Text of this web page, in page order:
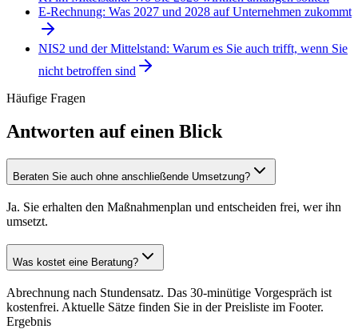
E-Rechnung: Was 2027 und 2028 auf Unternehmen zukommt
NIS2 und der Mittelstand: Warum es Sie auch trifft, wenn Sie
nicht betroffen sind
Häufige Fragen
Antworten auf einen Blick
Beraten Sie auch ohne anschließende Umsetzung?
Ja. Sie erhalten den Maßnahmenplan und entscheiden frei, wer ihn
umsetzt.
Was kostet eine Beratung?
Abrechnung nach Stundensatz. Das 30-minütige Vorgespräch ist
kostenfrei. Aktuelle Sätze finden Sie in der Preisliste im Footer.
Ergebnis